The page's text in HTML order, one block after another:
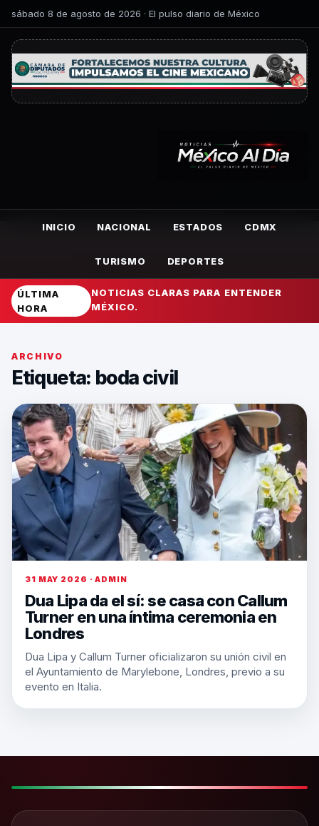
sábado 8 de agosto de 2026 · El pulso diario de México
INICIO NACIONAL ESTADOS CDMX
TURISMO DEPORTES
ÚLTIMA
HORA
NOTICIAS CLARAS PARA ENTENDER
MÉXICO.
ARCHIVO
Etiqueta: boda civil
31 MAY 2026 · ADMIN
Dua Lipa da el sí: se casa con Callum
Turner en una íntima ceremonia en
Londres
Dua Lipa y Callum Turner oficializaron su unión civil en
el Ayuntamiento de Marylebone, Londres, previo a su
evento en Italia.